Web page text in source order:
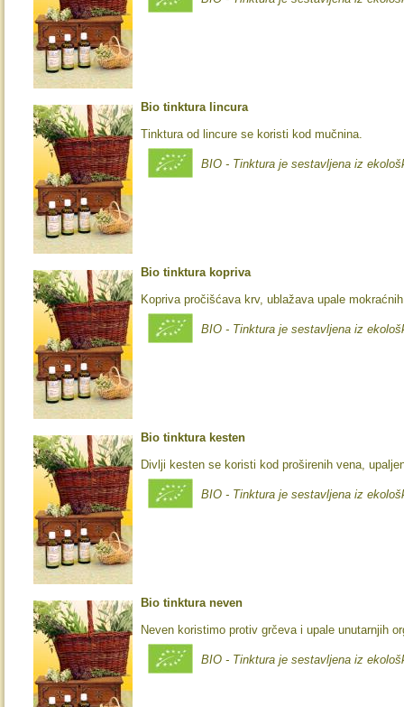
Bio tinktura lincura
Tinktura od lincure se koristi kod mučnina.
BIO - Tinktura je sestavljena iz
Bio tinktura kopriva
Kopriva pročišćava krv, ublažava upale
BIO - Tinktura je sestavljena iz
Bio tinktura kesten
Divlji kesten se koristi kod proširenih vena,
BIO - Tinktura je sestavljena iz
Bio tinktura neven
Neven koristimo protiv grčeva i upale unutarnjih
BIO - Tinktura je sestavljena iz